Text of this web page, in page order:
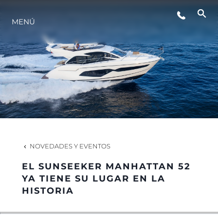
INNOVACIÓN
¿QUIÉNES SOMOS?
EL EQUIPO
HISTORIA
VALORE SU EMBARCACIÓN
MENÚ
NOVEDADES Y EVENTOS
EL SUNSEEKER MANHATTAN 52
YA TIENE SU LUGAR EN LA
HISTORIA